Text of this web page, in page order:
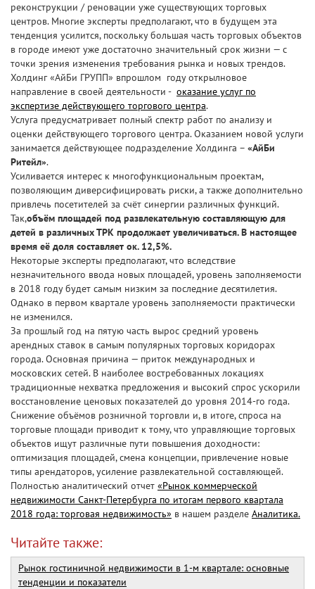
реконструкции / реновации уже существующих торговых
центров. Многие эксперты предполагают, что в будущем эта
тенденция усилится, поскольку большая часть торговых объектов
в городе имеют уже достаточно значительный срок жизни — с
точки зрения изменения требования рынка и новых трендов.
Холдинг «АйБи ГРУПП» впрошлом году открылновое
направление в своей деятельности - оказание услуг по
экспертизе действующего торгового центра.
Услуга предусматривает полный спектр работ по анализу и
оценки действующего торгового центра. Оказанием новой услуги
занимается действующее подразделение Холдинга – «АйБи
Ритейл».
Усиливается интерес к многофункциональным проектам,
позволяющим диверсифицировать риски, а также дополнительно
привлечь посетителей за счёт синергии различных функций.
Так,объём площадей под развлекательную составляющую для
детей в различных ТРК продолжает увеличиваться. В настоящее
время её доля составляет ок. 12,5%.
Некоторые эксперты предполагают, что вследствие
незначительного ввода новых площадей, уровень заполняемости
в 2018 году будет самым низким за последние десятилетия.
Однако в первом квартале уровень заполняемости практически
не изменился.
За прошлый год на пятую часть вырос средний уровень
арендных ставок в самым популярных торговых коридорах
города. Основная причина — приток международных и
московских сетей. В наиболее востребованных локациях
традиционные нехватка предложения и высокий спрос ускорили
восстановление ценовых показателей до уровня 2014-го года.
Снижение объёмов розничной торговли и, в итоге, спроса на
торговые площади приводит к тому, что управляющие торговых
объектов ищут различные пути повышения доходности:
оптимизация площадей, смена концепции, привлечение новые
типы арендаторов, усиление развлекательной составляющей.
Полностью аналитический отчет «Рынок коммерческой
недвижимости Санкт-Петербурга по итогам первого квартала
2018 года: торговая недвижимость» в нашем разделе Аналитика.
Читайте также:
Рынок гостиничной недвижимости в 1-м квартале: основные
тенденции и показатели